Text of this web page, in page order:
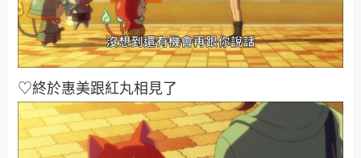
♡終於惠美跟紅丸相見了